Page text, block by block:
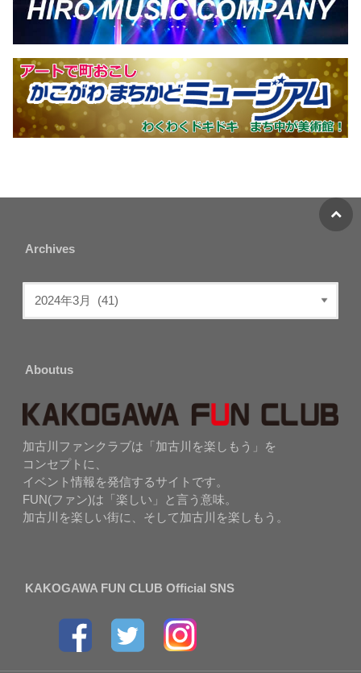
Archives
Aboutus
加古川ファンクラブは「加古川を楽しもう」を
コンセプトに、
イベント情報を発信するサイトです。
FUN(ファン)は「楽しい」と言う意味。
加古川を楽しい街に、そして加古川を楽しもう。
KAKOGAWA FUN CLUB Official SNS